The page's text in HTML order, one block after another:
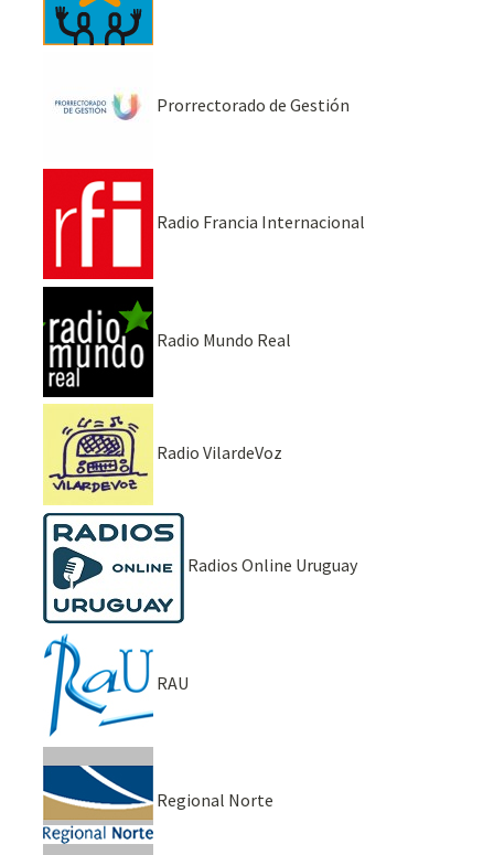
Prorrectorado de Gestión
Radio Francia Internacional
Radio Mundo Real
Radio VilardeVoz
Radios Online Uruguay
RAU
Regional Norte